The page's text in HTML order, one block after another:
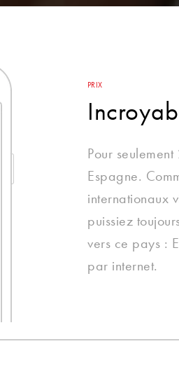
PRIX
Pour
Espagne.
internationaux
puissiez
vers ce pays :
par internet.